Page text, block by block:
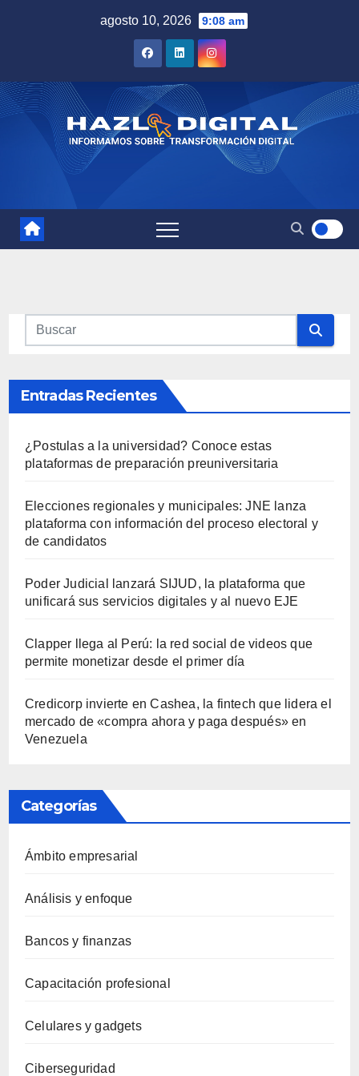
agosto 10, 2026 9:08 am
Entradas Recientes
¿Postulas a la universidad? Conoce estas
plataformas de preparación preuniversitaria
Elecciones regionales y municipales: JNE lanza
plataforma con información del proceso electoral y
de candidatos
Poder Judicial lanzará SIJUD, la plataforma que
unificará sus servicios digitales y al nuevo EJE
Clapper llega al Perú: la red social de videos que
permite monetizar desde el primer día
Credicorp invierte en Cashea, la fintech que lidera el
mercado de «compra ahora y paga después» en
Venezuela
Categorías
Ámbito empresarial
Análisis y enfoque
Bancos y finanzas
Capacitación profesional
Celulares y gadgets
Ciberseguridad